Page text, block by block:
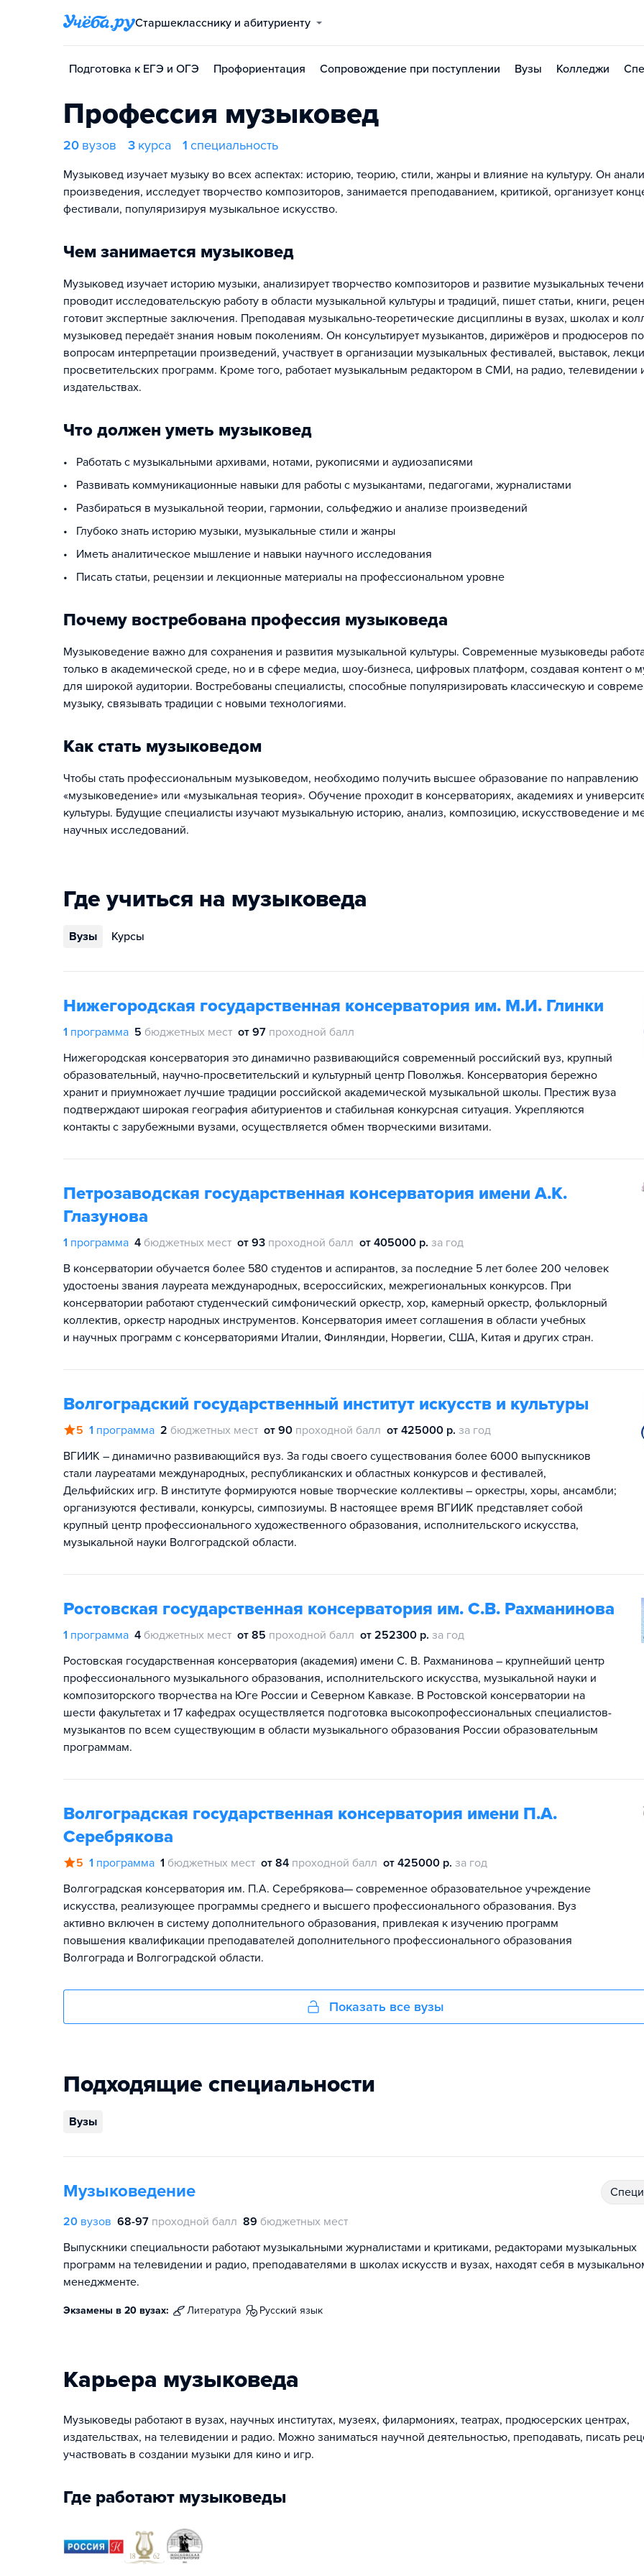
Старшекласснику и абитуриенту
Подготовка к ЕГЭ и ОГЭ Профориентация Сопровождение при поступлении Вузы Колледжи
Профессия музыковед
20 вузов 3 курса 1 специальность
Музыковед изучает музыку во всех аспектах: историю, теорию, стили, жанры и влияние на культуру. Он
произведения, исследует творчество композиторов, занимается преподаванием, критикой, организует
фестивали, популяризируя музыкальное искусство.
Чем занимается музыковед
Музыковед изучает историю музыки, анализирует творчество композиторов и развитие музыкальных
проводит исследовательскую работу в области музыкальной культуры и традиций, пишет статьи, книги,
готовит экспертные заключения. Преподавая музыкально-теоретические дисциплины в вузах, школах и
музыковед передаёт знания новым поколениям. Он консультирует музыкантов, дирижёров и продюсеров по
вопросам интерпретации произведений, участвует в организации музыкальных фестивалей, выставок,
просветительских программ. Кроме того, работает музыкальным редактором в СМИ, на радио, телевидении
издательствах.
Что должен уметь музыковед
• Работать с музыкальными архивами, нотами, рукописями и аудиозаписями
• Развивать коммуникационные навыки для работы с музыкантами, педагогами, журналистами
• Разбираться в музыкальной теории, гармонии, сольфеджио и анализе произведений
• Глубоко знать историю музыки, музыкальные стили и жанры
• Иметь аналитическое мышление и навыки научного исследования
• Писать статьи, рецензии и лекционные материалы на профессиональном уровне
Почему востребована профессия музыковеда
Музыковедение важно для сохранения и развития музыкальной культуры. Современные музыковеды
только в академической среде, но и в сфере медиа, шоу-бизнеса, цифровых платформ, создавая контент о
для широкой аудитории. Востребованы специалисты, способные популяризировать классическую и
музыку, связывать традиции с новыми технологиями.
Как стать музыковедом
Чтобы стать профессиональным музыковедом, необходимо получить высшее образование по направлению
«музыковедение» или «музыкальная теория». Обучение проходит в консерваториях, академиях и
культуры. Будущие специалисты изучают музыкальную историю, анализ, композицию, искусствоведение и
научных исследований.
Где учиться на музыковеда
Вузы Курсы
Нижегородская государственная консерватория им. М.И. Глинки
1 программа 5 бюджетных мест от 97 проходной балл
Нижегородская консерватория это динамично развивающийся современный российский вуз, крупный
образовательный, научно-просветительский и культурный центр Поволжья. Консерватория бережно
хранит и приумножает лучшие традиции российской академической музыкальной школы. Престиж вуза
подтверждают широкая география абитуриентов и стабильная конкурсная ситуация. Укрепляются
контакты с зарубежными вузами, осуществляется обмен творческими визитами.
Петрозаводская государственная консерватория имени А.К.
Глазунова
1 программа 4 бюджетных мест от 93 проходной балл от 405000 р. за год
В консерватории обучается более 580 студентов и аспирантов, за последние 5 лет более 200 человек
удостоены звания лауреата международных, всероссийских, межрегиональных конкурсов. При
консерватории работают студенческий симфонический оркестр, хор, камерный оркестр, фольклорный
коллектив, оркестр народных инструментов. Консерватория имеет соглашения в области учебных
и научных программ с консерваториями Италии, Финляндии, Норвегии, США, Китая и других стран.
Волгоградский государственный институт искусств и культуры
5 1 программа 2 бюджетных мест от 90 проходной балл от 425000 р. за год
ВГИИК – динамично развивающийся вуз. За годы своего существования более 6000 выпускников
стали лауреатами международных, республиканских и областных конкурсов и фестивалей,
Дельфийских игр. В институте формируются новые творческие коллективы – оркестры, хоры, ансамбли;
организуются фестивали, конкурсы, симпозиумы. В настоящее время ВГИИК представляет собой
крупный центр профессионального художественного образования, исполнительского искусства,
музыкальной науки Волгоградской области.
Ростовская государственная консерватория им. С.В. Рахманинова
1 программа 4 бюджетных мест от 85 проходной балл от 252300 р. за год
Ростовская государственная консерватория (академия) имени С. В. Рахманинова – крупнейший центр
профессионального музыкального образования, исполнительского искусства, музыкальной науки и
композиторского творчества на Юге России и Северном Кавказе. В Ростовской консерватории на
шести факультетах и 17 кафедрах осуществляется подготовка высокопрофессиональных специалистов-
музыкантов по всем существующим в области музыкального образования России образовательным
программам.
Волгоградская государственная консерватория имени П.А.
Серебрякова
5 1 программа 1 бюджетных мест от 84 проходной балл от 425000 р. за год
Волгоградская консерватория им. П.А. Серебрякова— современное образовательное учреждение
искусства, реализующее программы среднего и высшего профессионального образования. Вуз
активно включен в систему дополнительного образования, привлекая к изучению программ
повышения квалификации преподавателей дополнительного профессионального образования
Волгограда и Волгоградской области.
Показать все вузы
Подходящие специальности
Вузы
Музыковедение
20 вузов 68-97 проходной балл 89 бюджетных мест
Выпускники специальности работают музыкальными журналистами и критиками, редакторами музыкальных
программ на телевидении и радио, преподавателями в школах искусств и вузах, находят себя в
менеджменте.
Экзамены в 20 вузах: литература русский язык
Карьера музыковеда
Музыковеды работают в вузах, научных институтах, музеях, филармониях, театрах, продюсерских центрах,
издательствах, на телевидении и радио. Можно заниматься научной деятельностью, преподавать, писать
участвовать в создании музыки для кино и игр.
Где работают музыковеды